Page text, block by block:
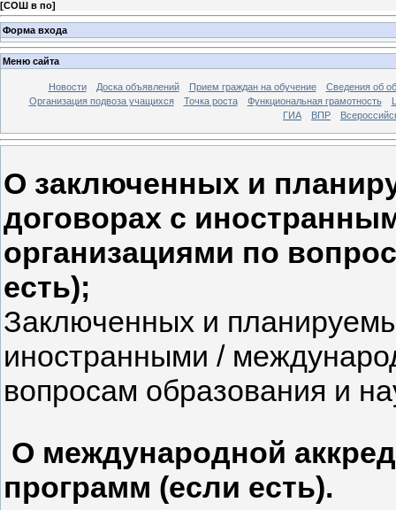
[СОШ в по]
Форма входа
Меню сайта
Новости Доска объявлений Прием граждан на обучение
Сведения об
Организация подвоза учащихся
Точка роста Функциональная грамотность
ГИА
ВПР
О заключенных и
договорах с
организациями по
есть);
Заключенных и
иностранными /
вопросам образования и
О международной
программ (если есть).